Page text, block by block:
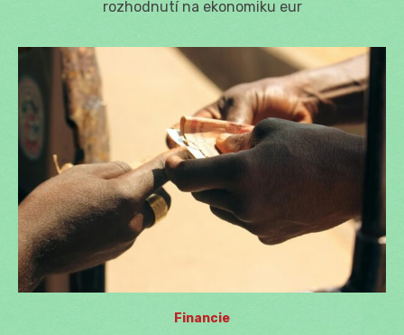
rozhodnutí na ekonomiku eur
Financie